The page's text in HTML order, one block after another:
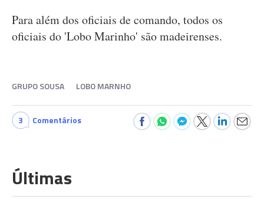
Para além dos oficiais de comando, todos os
oficiais do 'Lobo Marinho' são madeirenses.
GRUPO SOUSA LOBO MARNHO
3 Comentários
Últimas